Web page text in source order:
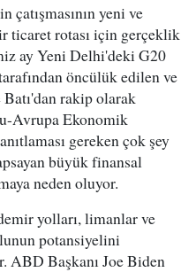
yeni ve
ticaret rotası için gerçeklik
ay Yeni Delhi'deki G20
öncülük edilen ve
rakip olarak
Avrupa Ekonomik
gereken çok şey
büyük finansal
neden oluyor.
yolları, limanlar ve
potansiyelini
ABD Başkanı Joe Biden